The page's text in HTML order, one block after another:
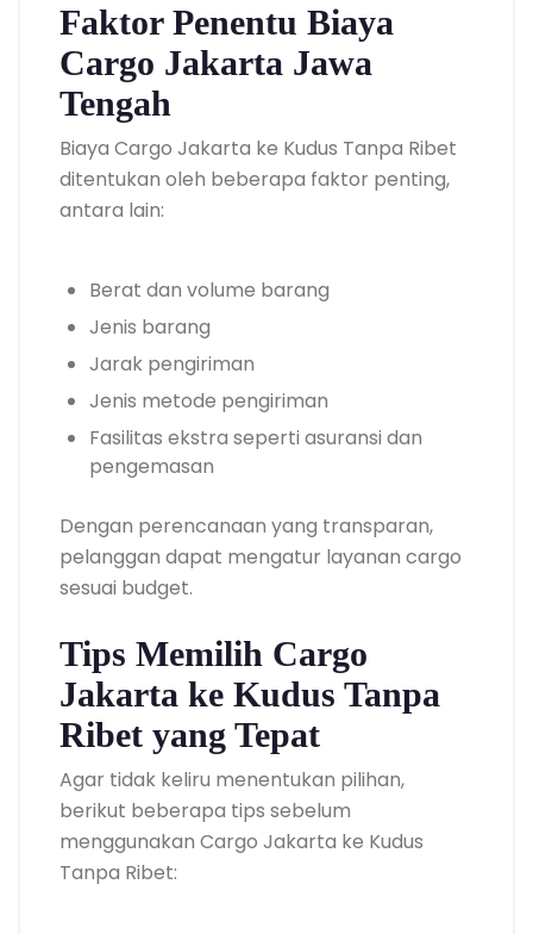
Faktor Penentu Biaya
Cargo Jakarta Jawa
Tengah
Biaya Cargo Jakarta ke Kudus Tanpa Ribet
ditentukan oleh beberapa faktor penting,
antara lain:
Berat dan volume barang
Jenis barang
Jarak pengiriman
Jenis metode pengiriman
Fasilitas ekstra seperti asuransi dan
pengemasan
Dengan perencanaan yang transparan,
pelanggan dapat mengatur layanan cargo
sesuai budget.
Tips Memilih Cargo
Jakarta ke Kudus Tanpa
Ribet yang Tepat
Agar tidak keliru menentukan pilihan,
berikut beberapa tips sebelum
menggunakan Cargo Jakarta ke Kudus
Tanpa Ribet: